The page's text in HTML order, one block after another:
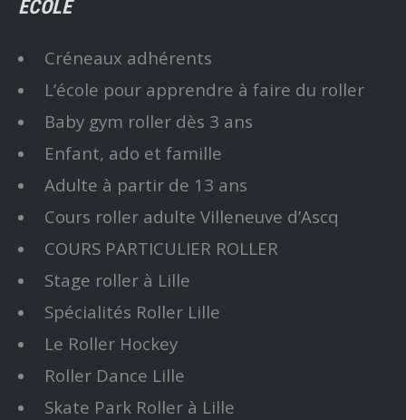
ECOLE
Créneaux adhérents
L’école pour apprendre à faire du roller
Baby gym roller dès 3 ans
Enfant, ado et famille
Adulte à partir de 13 ans
Cours roller adulte Villeneuve d’Ascq
COURS PARTICULIER ROLLER
Stage roller à Lille
Spécialités Roller Lille
Le Roller Hockey
Roller Dance Lille
Skate Park Roller à Lille